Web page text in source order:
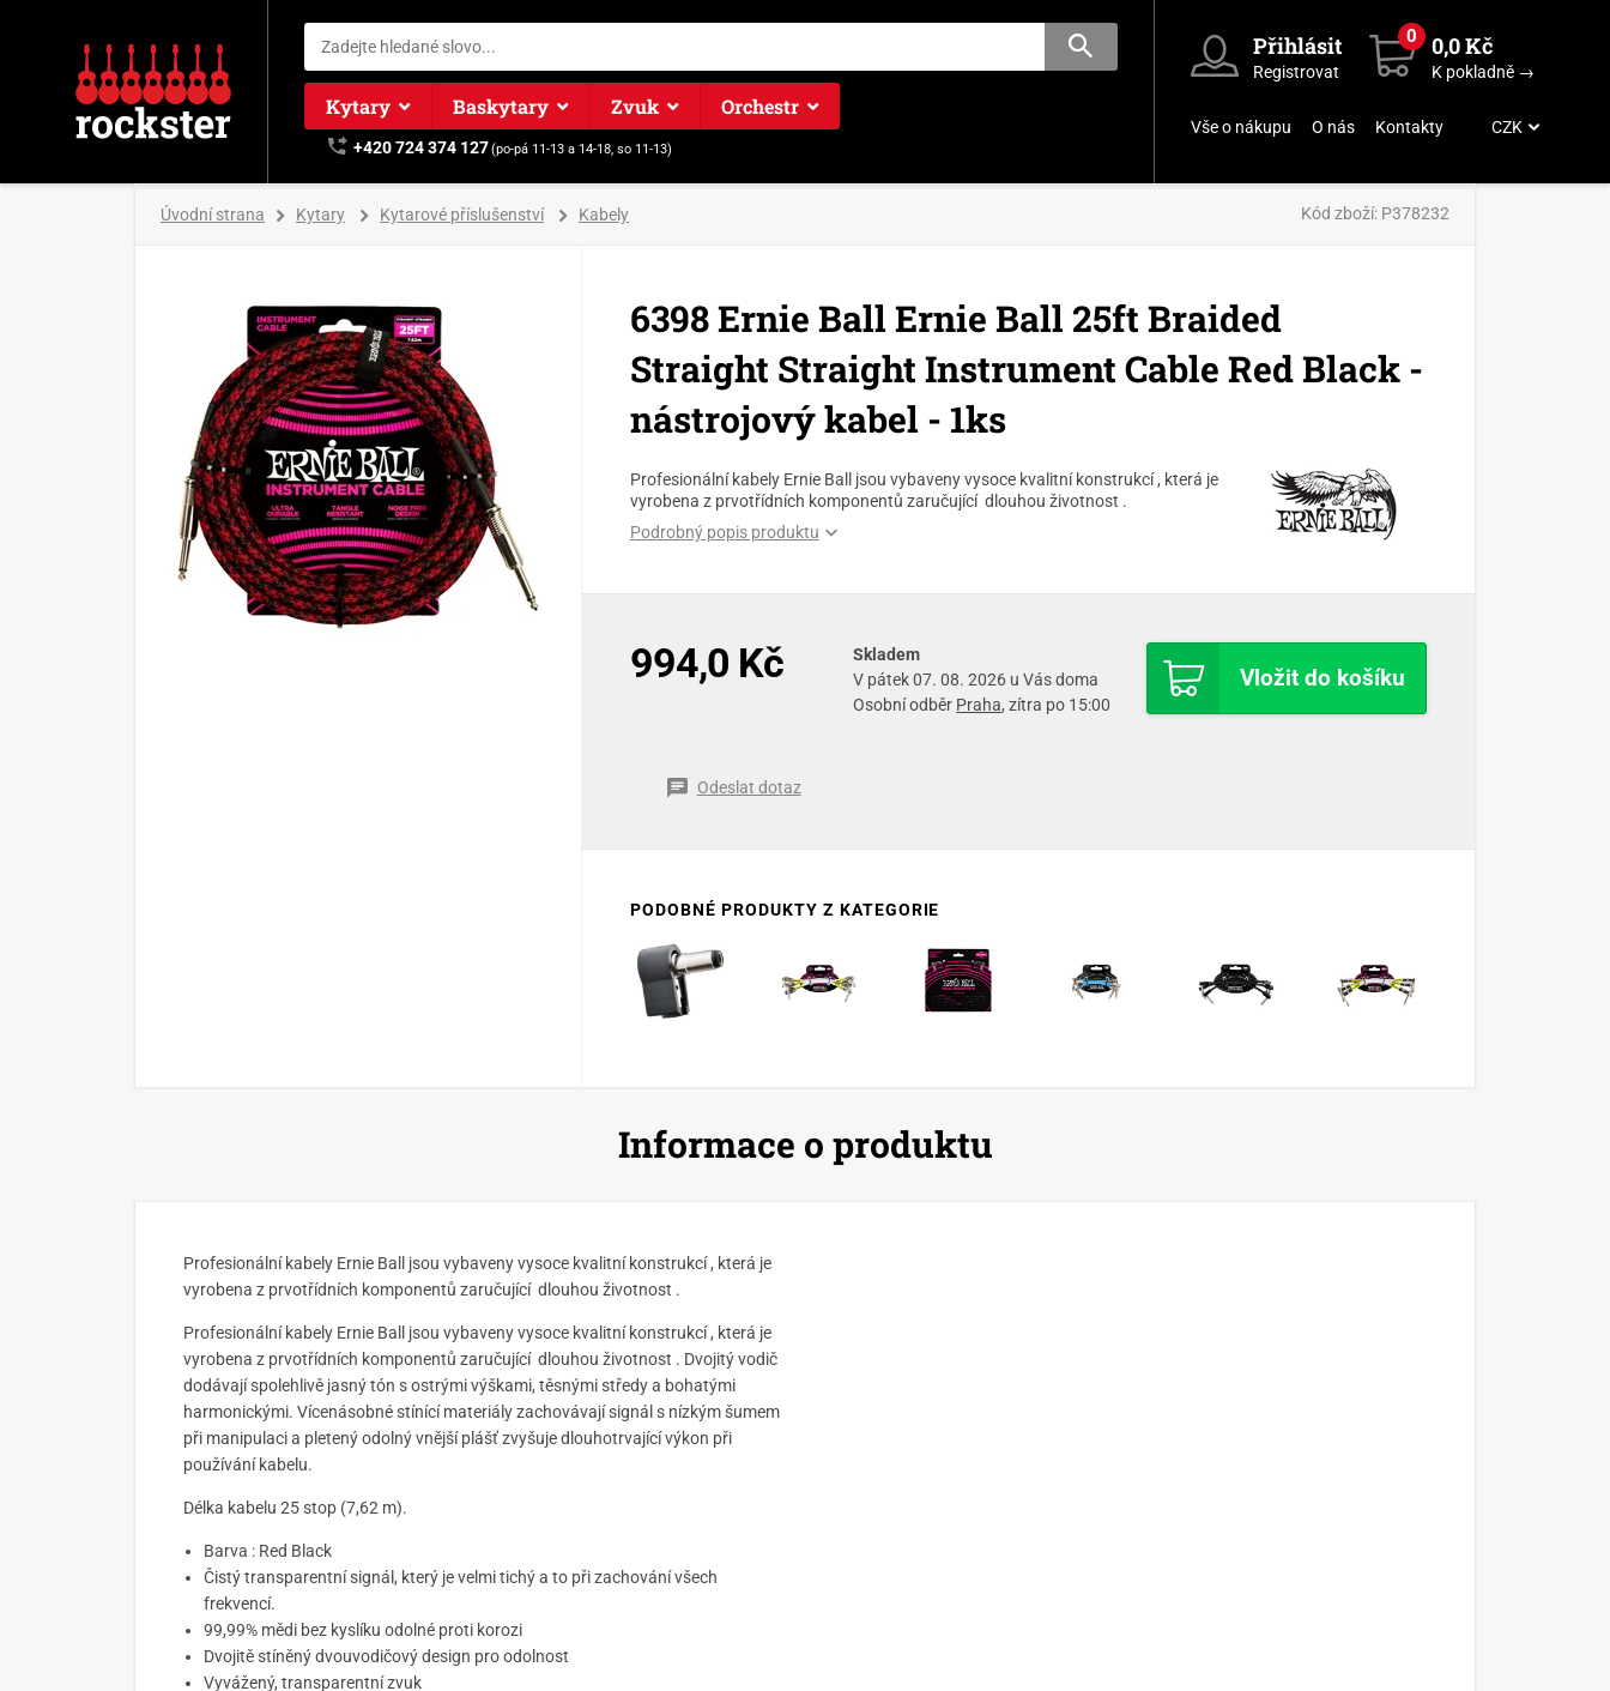
Kytary Baskytary Zvuk Orchestr
+420 724 374 127(po-pá 11-13 a 14-18, so 11-13)
Přihlásit
Registrovat
0 0,0 Kč
K pokladně →
Vše o nákupu O nás Kontakty CZK
Úvodní strana Kytary Kytarové příslušenství Kabely Kód zboží: P378232
6398 Ernie Ball Ernie Ball 25ft Braided
Straight Straight Instrument Cable Red Black -
nástrojový kabel - 1ks
Profesionální kabely Ernie Ball jsou vybaveny vysoce kvalitní konstrukcí , která je
vyrobena z prvotřídních komponentů zaručující dlouhou životnost .
Podrobný popis produktu
994,0 Kč Vložit do košíku
Skladem
V pátek 07. 08. 2026 u Vás doma
Osobní odběr Praha, zítra po 15:00
Odeslat dotaz
PODOBNÉ PRODUKTY Z KATEGORIE
Informace o produktu
Profesionální kabely Ernie Ball jsou vybaveny vysoce kvalitní konstrukcí , která je
vyrobena z prvotřídních komponentů zaručující dlouhou životnost .
Profesionální kabely Ernie Ball jsou vybaveny vysoce kvalitní konstrukcí , která je
vyrobena z prvotřídních komponentů zaručující dlouhou životnost . Dvojitý vodič
dodávají spolehlivě jasný tón s ostrými výškami, těsnými středy a bohatými
harmonickými. Vícenásobné stínící materiály zachovávají signál s nízkým šumem
při manipulaci a pletený odolný vnější plášť zvyšuje dlouhotrvající výkon při
používání kabelu.
Délka kabelu 25 stop (7,62 m).
Barva : Red Black
Čistý transparentní signál, který je velmi tichý a to při zachování všech
frekvencí.
99,99% mědi bez kyslíku odolné proti korozi
Dvojitě stíněný dvouvodičový design pro odolnost
Vyvážený, transparentní zvuk